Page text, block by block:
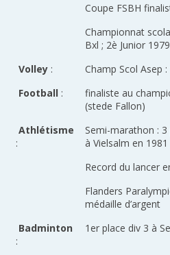
Coupe FSBH
Championnat
Bxl ; 2è Junior
Volley :
Champ Scol Asep
Football :
finaliste au
(stede Fallon)
Athlétisme
:
Semi-marathon :
à Vielsalm en 1981
Record du lancer
Flanders
médaille d’argent
Badminton
:
1er place div 3 à